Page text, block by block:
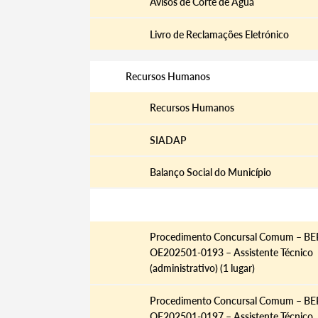
Livro de Reclamações Eletrónico
Recursos Humanos
Recursos Humanos
SIADAP
Balanço Social do Município
Procedimento Concursal Comum –
OE202501-0193 – Assistente Técnico
(administrativo) (1 lugar)
Procedimento Concursal Comum –